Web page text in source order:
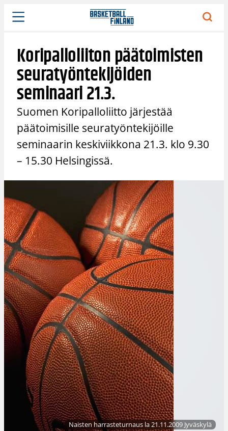
Siirry
sisältöön
Koripalloliiton päätoimisten
seuratyöntekijöiden
seminaari 21.3.
Suomen Koripalloliitto järjestää
päätoimisille seuratyöntekijöille
seminaarin keskiviikkona 21.3. klo 9.30
– 15.30 Helsingissä.
Naisten harrasteturnaus la 21.11.2009 Jyväskylä